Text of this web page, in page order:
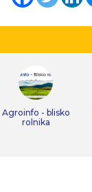
Agroinfo - blisko
rolnika